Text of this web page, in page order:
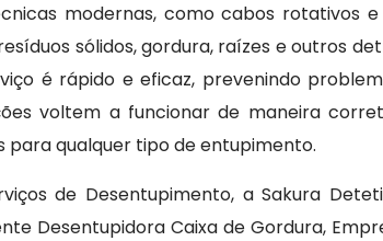
modernas, como cabos rotativos
sólidos, gordura, raízes e outros
é rápido e eficaz, prevenindo
voltem a funcionar de maneira
para qualquer tipo de entupimento.
de Desentupimento, a Sakura
Desentupidora Caixa de Gordura,